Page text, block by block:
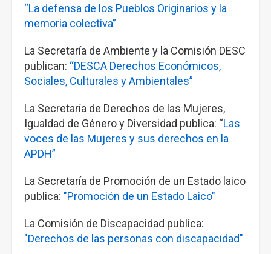
“La defensa de los Pueblos Originarios y la
memoria colectiva”
La Secretaría de Ambiente y la Comisión DESC
publican: “DESCA Derechos Económicos,
Sociales, Culturales y Ambientales”
La Secretaría de Derechos de las Mujeres,
Igualdad de Género y Diversidad publica: “Las
voces de las Mujeres y sus derechos en la
APDH”
La Secretaría de Promoción de un Estado laico
publica: "Promoción de un Estado Laico"
La Comisión de Discapacidad publica:
"Derechos de las personas con discapacidad"